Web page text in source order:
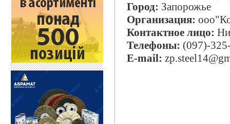
Город: Запорожье
Организация:
Контактное лицо:
Телефоны: (097)-
E-mail: